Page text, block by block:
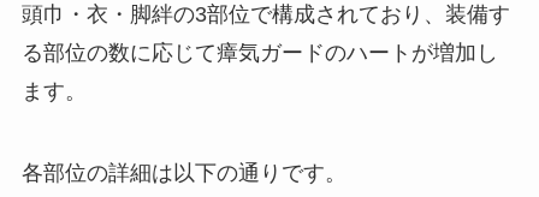
頭巾・衣・脚絆の3部位で構成されており、装備す
る部位の数に応じて瘴気ガードのハートが増加し
ます。
各部位の詳細は以下の通りです。